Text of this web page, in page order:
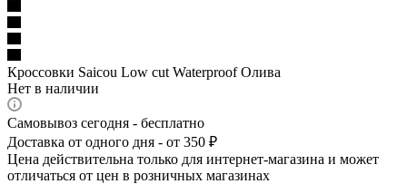
Кроссовки Saicou Low cut Waterproof Олива
Нет в наличии
Самовывоз сегодня - бесплатно
Доставка от одного дня - от 350 ₽
Цена действительна только для интернет-магазина и может
отличаться от цен в розничных магазинах